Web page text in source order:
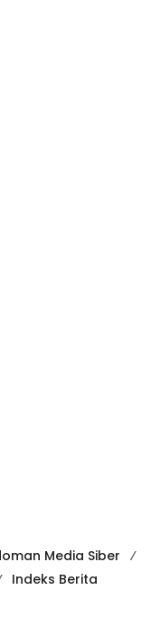
Media Siber
Indeks Berita